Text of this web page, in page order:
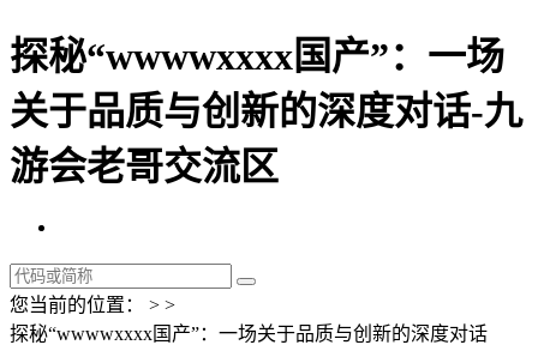
探秘“wwwwxxxx国产”：一场
关于品质与创新的深度对话-九
游会老哥交流区
您当前的位置： > >
探秘“wwwwxxxx国产”：一场关于品质与创新的深度对话